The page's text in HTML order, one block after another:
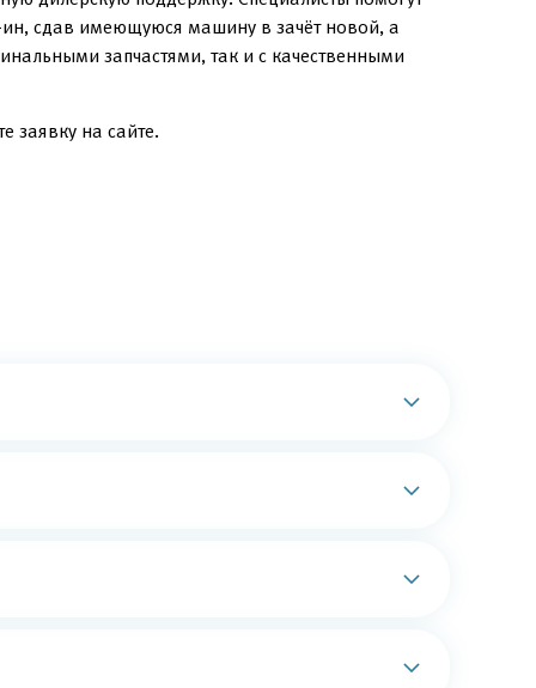
ин, сдав имеющуюся машину в зачёт новой, а
запчастями, так и с качественными
заявку на сайте.